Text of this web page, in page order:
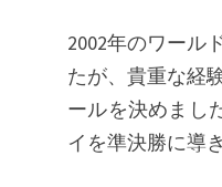
2002年のワール
たが、貴重な経
ールを決めまし
イを準決勝に導